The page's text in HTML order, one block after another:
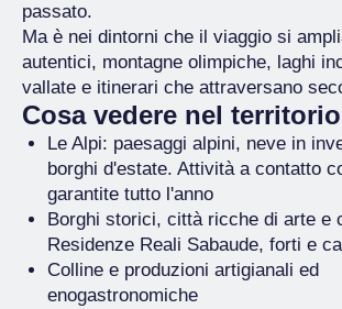
passato.
Ma è nei dintorni che il viaggio si
autentici, montagne olimpiche, laghi
vallate e itinerari che attraversano
Cosa vedere nel
Le Alpi: paesaggi alpini, neve in
borghi d'estate. Attività a contatto
garantite tutto l'anno
Borghi storici, città ricche di arte e
Residenze Reali Sabaude, forti e
Colline e produzioni artigianali ed
enogastronomiche